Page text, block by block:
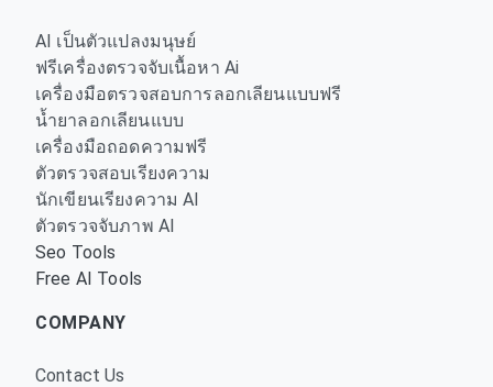
AI เป็นตัวแปลงมนุษย์
ฟรีเครื่องตรวจจับเนื้อหา Ai
เครื่องมือตรวจสอบการลอกเลียนแบบฟรี
น้ำยาลอกเลียนแบบ
เครื่องมือถอดความฟรี
ตัวตรวจสอบเรียงความ
นักเขียนเรียงความ AI
ตัวตรวจจับภาพ AI
Seo Tools
Free AI Tools
COMPANY
Contact Us